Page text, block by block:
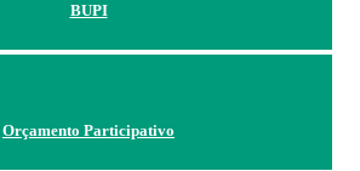
BUPI
Orçamento Participativo